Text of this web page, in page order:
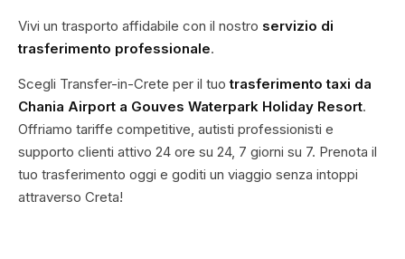
Vivi un trasporto affidabile con il nostro servizio di
trasferimento professionale.
Scegli Transfer-in-Crete per il tuotrasferimento taxi da
Chania Airport a Gouves Waterpark Holiday Resort.
Offriamo tariffe competitive, autisti professionisti e
supporto clienti attivo 24 ore su 24, 7 giorni su 7. Prenota il
tuo trasferimento oggi e goditi un viaggio senza intoppi
attraverso Creta!